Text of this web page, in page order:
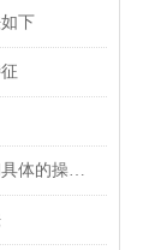
下
博勒飞粘度计的应用领域和具体的操作步骤介绍